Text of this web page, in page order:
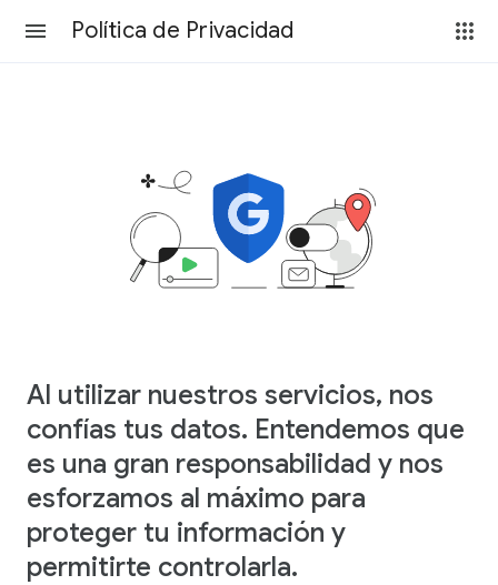
Política de Privacidad
Al utilizar nuestros servicios, nos
confías tus datos. Entendemos que
es una gran responsabilidad y nos
esforzamos al máximo para
proteger tu información y
permitirte controlarla.